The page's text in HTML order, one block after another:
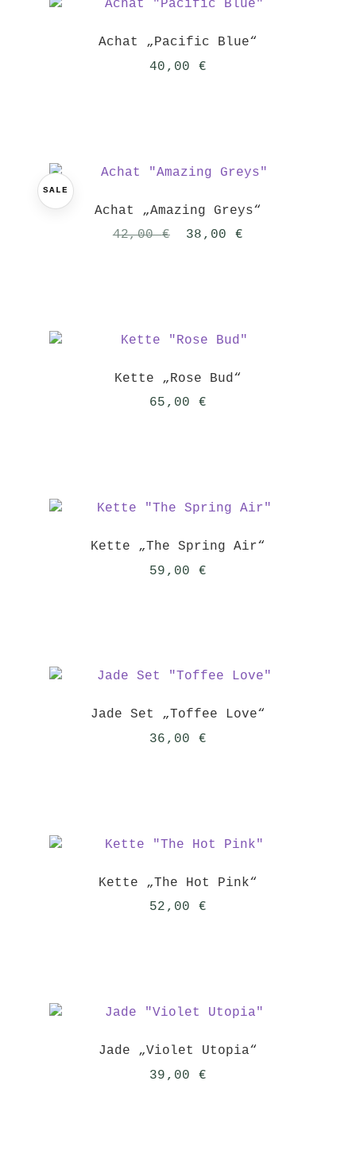
Achat „Pacific Blue“
40,00 €
SALE
Achat „Amazing Greys“
42,00€
Ursprünglicher
38,00 €
Kette „Rose Bud“
65,00 €
Kette „The Spring Air“
59,00 €
Jade Set „Toffee Love“
36,00 €
Kette „The Hot Pink“
52,00 €
Jade „Violet Utopia“
39,00 €